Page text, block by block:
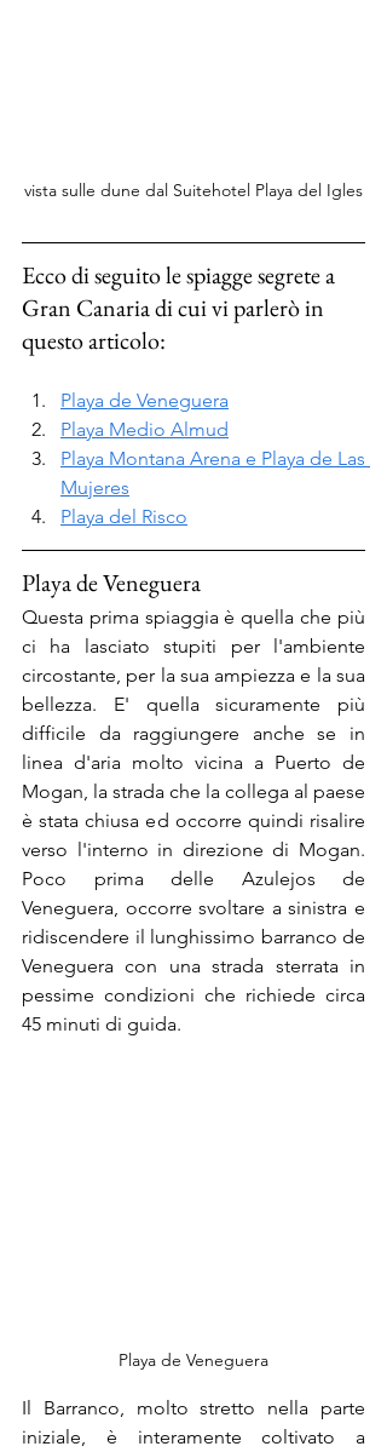
vista sulle dune dal Suitehotel Playa del Igles
Ecco di seguito le spiagge segrete a
Gran Canaria di cui vi parlerò in
questo articolo:
Playa de Veneguera
Playa Medio Almud
Playa Montana Arena e Playa de Las
Mujeres
Playa del Risco
Playa de Veneguera
Questa prima spiaggia è quella che più
ci ha lasciato stupiti per l'ambiente
circostante, per la sua ampiezza e la sua
bellezza. E' quella sicuramente più
difficile da raggiungere anche se in
linea d'aria molto vicina a Puerto de
Mogan, la strada che la collega al paese
è stata chiusa ed occorre quindi risalire
verso l'interno in direzione di Mogan.
Poco prima delle Azulejos de
Veneguera, occorre svoltare a sinistra e
ridiscendere il lunghissimo barranco de
Veneguera con una strada sterrata in
pessime condizioni che richiede circa
45 minuti di guida.
Playa de Veneguera
Il Barranco, molto stretto nella parte
iniziale, è interamente coltivato a